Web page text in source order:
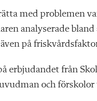
med problemen
analyserade
på
erbjudandet från
och